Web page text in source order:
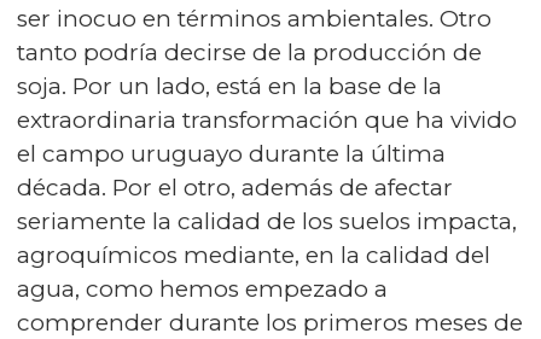
ser inocuo en términos ambientales. Otro
tanto podría decirse de la producción de
soja. Por un lado, está en la base de la
extraordinaria transformación que ha vivido
el campo uruguayo durante la última
década. Por el otro, además de afectar
seriamente la calidad de los suelos impacta,
agroquímicos mediante, en la calidad del
agua, como hemos empezado a
comprender durante los primeros meses de